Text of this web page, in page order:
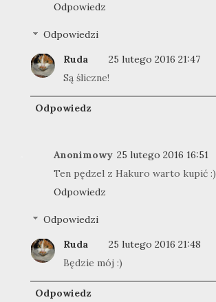
Odpowiedz
Odpowiedzi
Ruda
25 lutego 2016 21:47
Są śliczne!
Odpowiedz
Anonimowy 25 lutego 2016 16:51
Ten pędzel z Hakuro warto kupić :)
Odpowiedz
Odpowiedzi
Ruda
25 lutego 2016 21:48
Będzie mój :)
Odpowiedz